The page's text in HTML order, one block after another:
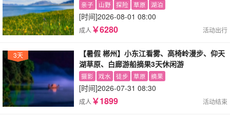
亲子 山野 探险 草原 湖泊
[时间]2026-08-01 08:00
成人 ￥6280 活动出行
3天
【暑假 郴州】小东江看雾、高椅岭漫步、仰天
湖草原、白廊游船摘果3天休闲游
摄影 戏水 徒步 草原 摘果
[时间]2026-07-31 08:30
成人 ￥1899 活动结束